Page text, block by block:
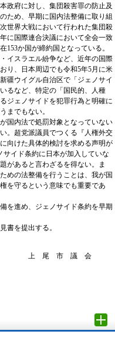
政府に対し、集団殺害罪の防止及
ため、早期に国内法整備に取り組
世界大戦において行われた集団殺
に国際連合決議において全会一致
153か国が締約国となっている。
イスラエル紛争など、近年の国際
り、日本周辺でも令和5年5月に米
疆ウイグル自治区で「ジェノサイ
るなど、特定の「国民的、人種
ジェノサイドを犯罪行為と明確に
までもない。
国内法で処罰対象となっていない
。超党派議員でつくる『人権外交
向けた具体的検討を求める声明が
イド条約に日本が加入していな
があると言わざるを得ない。ま
めの法整備を行うことは、我が国
を守るという意味でも重要であ
を進め、ジェノサイド条約を早期
書を提出する。
議 会